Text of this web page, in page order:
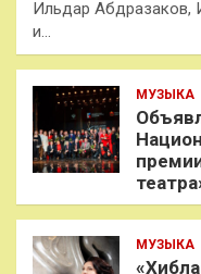
Ильдар Абдразаков,
и…
МУЗЫКА
МУЗЫКА